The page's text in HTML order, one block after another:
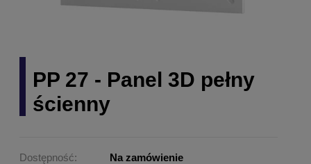
PP 27 - Panel 3D pełny
ścienny
Dostępność: Na zamówienie